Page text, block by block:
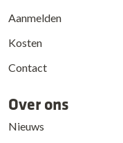
Aanmelden
Kosten
Contact
Over ons
Nieuws